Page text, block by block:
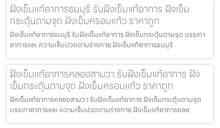
ฝังเข็มแก้อาการธนบุรี รับฝังเข็มแก้อาการ ฝังเข็ม
กระตุ้นตามจุด ฝังเข็มครอบแก้ว ราคาถูก
ฝังเข็มแก้อาการธนบุรี รับฝังเข็มแก้อาการ ฝังเข็มกระตุ้นตามจุด บรรเทา
อาการและ ความเจ็บปวดตามร่างกาย ฝังเข็มแก้อาการธนบุรี
ฝังเข็มแก้อาการคลองสามวา รับฝังเข็มแก้อาการ ฝัง
เข็มกระตุ้นตามจุด ฝังเข็มครอบแก้ว ราคาถูก
ฝังเข็มแก้อาการคลองสามวา รับฝังเข็มแก้อาการ ฝังเข็มกระตุ้นตามจุด
บรรเทาอาการและ ความเจ็บปวดตามร่างกาย ฝังเข็มแก้อาการคลอ